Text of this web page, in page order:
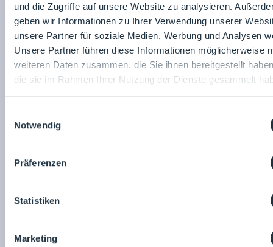
und die Zugriffe auf unsere Website zu analysieren.
geben wir Informationen zu Ihrer Verwendung unserer
unsere Partner für soziale Medien, Werbung und Analysen
Unsere Partner führen diese Informationen möglicherweise
weiteren Daten zusammen, die Sie ihnen bereitgestellt
die sie im Rahmen Ihrer Nutzung der Dienste gesammelt
Notwendig
Präferenzen
Statistiken
Marketing
25.03.2026 Raum: 111:30- 12:00
CO2 und Energieverbrauch reduzieren für HLK-Systeme
robatherm GmbH + Co. KG
Fachvortrag